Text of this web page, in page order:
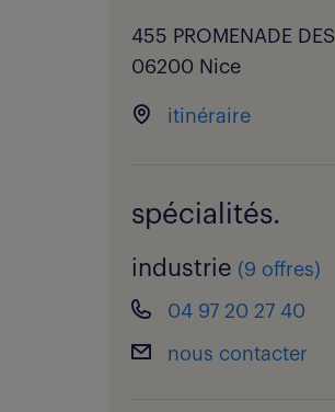
455 PROMENADE
06200 Nice
itinéraire
spécialités.
industrie (9 offres)
04 97 20 27 40
nous contacter